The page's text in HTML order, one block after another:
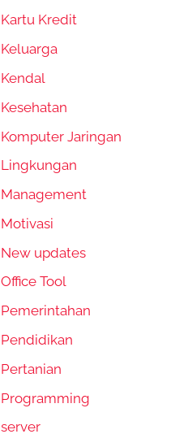
Kartu Kredit
Keluarga
Kendal
Kesehatan
Komputer Jaringan
Lingkungan
Management
Motivasi
New updates
Office Tool
Pemerintahan
Pendidikan
Pertanian
Programming
server